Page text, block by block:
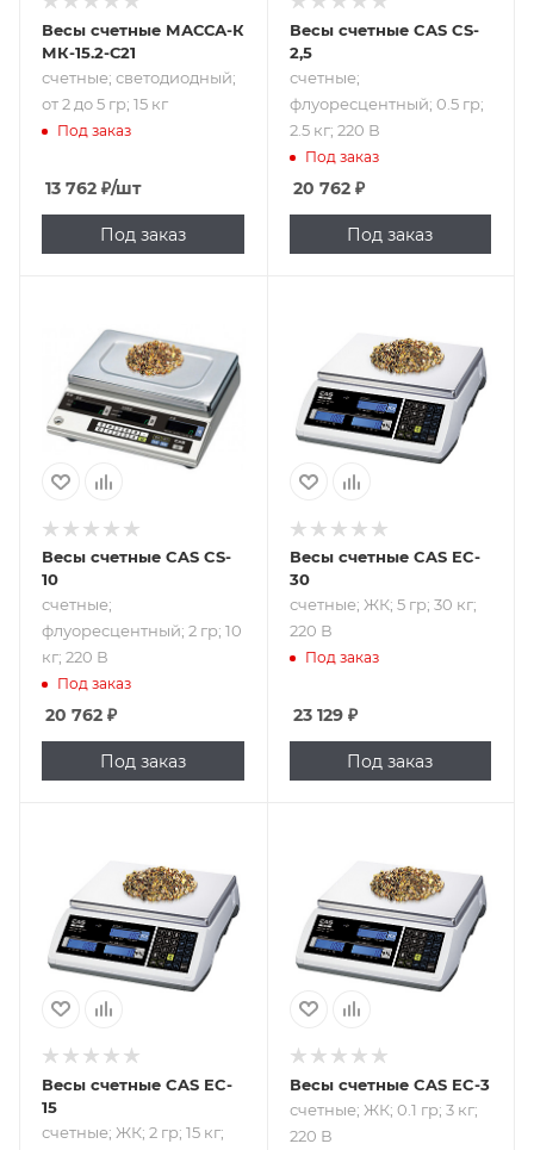
Весы счетные МАССА-К
МК-15.2-С21
счетные; светодиодный;
от 2 до 5 гр; 15 кг
Под заказ
13 762 ₽/шт
Под заказ
Весы счетные CAS CS-
2,5
счетные;
флуоресцентный; 0.5 гр;
2.5 кг; 220 В
Под заказ
20 762₽
Под заказ
счетные;
флуоресцентный;
2 гр; 10 кг; 220 В
Весы счетные CAS CS-
10
счетные;
флуоресцентный; 2 гр; 10
кг; 220 В
Под заказ
20 762 ₽
Под заказ
30 кг; 220 В
Весы счетные CAS EC-
30
счетные; ЖК; 5 гр; 30 кг;
220 В
Под заказ
23 129₽
Под заказ
15 кг; 220 В
Весы счетные CAS EC-
15
счетные; ЖК; 2 гр; 15 кг;
гр; 3 кг; 220 В
Весы счетные CAS EC-3
счетные; ЖК; 0.1 гр; 3 кг;
220 В